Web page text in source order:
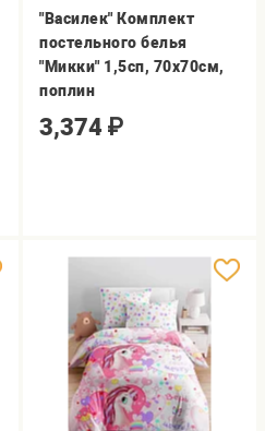
"Василек" Комплект
постельного белья
"Микки" 1,5сп, 70х70см,
поплин
3,374 ₽